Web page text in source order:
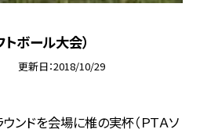
トボール大会）
更新日 2018/10/29
ンドを会場に椎の実杯（ＰＴＡソ